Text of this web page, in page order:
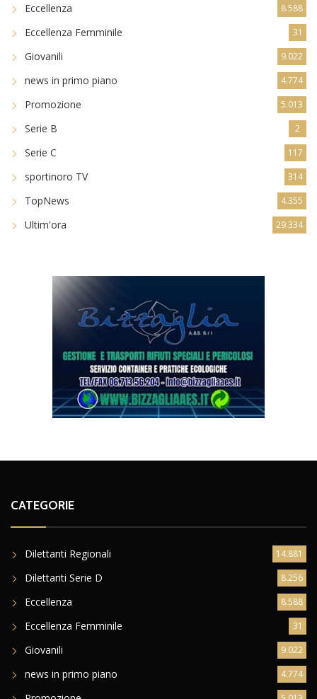
Eccellenza 8.588
Eccellenza Femminile 31
Giovanili 9.022
news in primo piano 4.774
Promozione 5.013
Serie B 2
Serie C 117
sportinoro TV 314
TopNews 4.355
Ultim'ora 29.334
CATEGORIE
Dilettanti Regionali 14.881
Dilettanti Serie D 8.256
Eccellenza 8.588
Eccellenza Femminile 31
Giovanili 9.022
news in primo piano 4.774